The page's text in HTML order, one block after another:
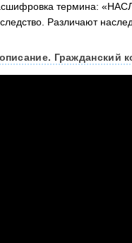
термина:
Различают
Гражданский